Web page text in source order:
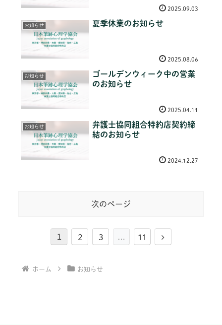
2025.09.03
お知らせ 夏季休業のお知らせ
2025.08.06
お知らせ
ゴールデンウィーク中の営業
のお知らせ
2025.04.11
お知らせ
弁護士協同組合特約店契約締
結のお知らせ
2024.12.27
次のページ
1 2 3 … 11 次
ホーム お知らせ